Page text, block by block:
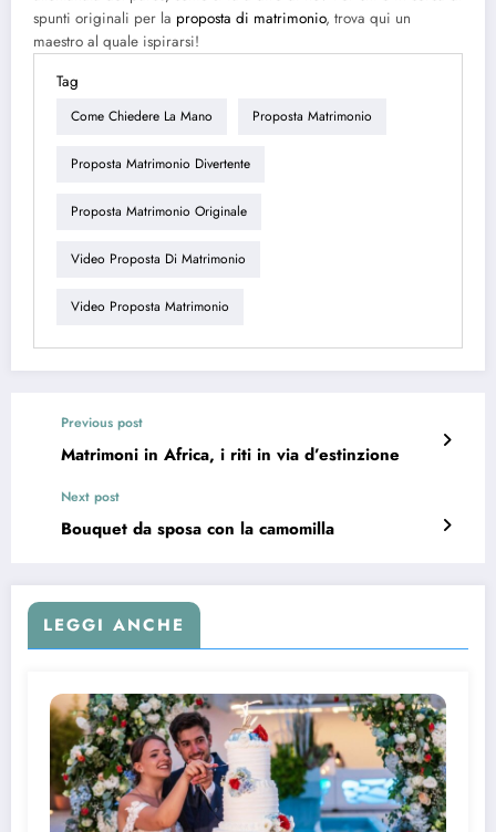
spunti originali per la proposta di matrimonio, trova qui un
maestro al quale ispirarsi!
Tag
Come Chiedere La Mano Proposta Matrimonio
Proposta Matrimonio Divertente
Proposta Matrimonio Originale
Video Proposta Di Matrimonio
Video Proposta Matrimonio
Previous post
Matrimoni in Africa, i riti in via d’estinzione
Next post
Bouquet da sposa con la camomilla
LEGGI ANCHE